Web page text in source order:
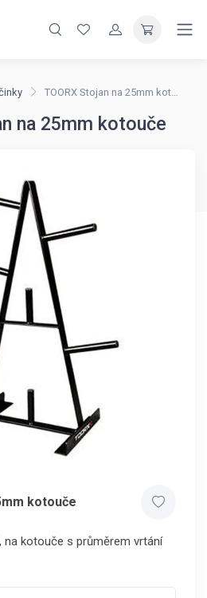
TOORX Stojan na 25mm kotouče
na 25mm kotouče
kotouče
na kotouče s průměrem vrtání